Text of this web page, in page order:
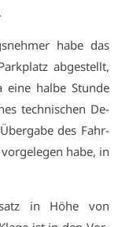
ha­be das
ab­ge­stellt,
ei­ne hal­be Stun­de
tech­ni­schen De­
des Fahr­
ha­be, in
in Hö­he von